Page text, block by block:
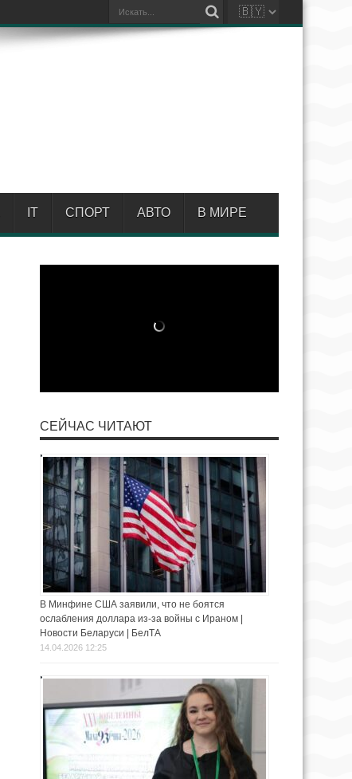
IT СПОРТ АВТО В МИРЕ
СЕЙЧАС ЧИТАЮТ
В Минфине США заявили, что не боятся
ослабления доллара из-за войны с Ираном |
Новости Беларуси | БелТА
14.04.2026 12:25